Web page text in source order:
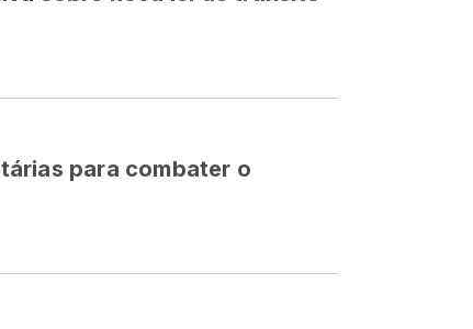
para combater o